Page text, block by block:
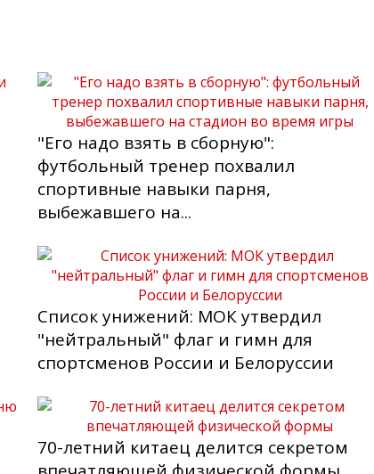
"Его надо взять в сборную":
футбольный тренер похвалил
спортивные навыки парня,
выбежавшего на...
Список унижений: МОК утвердил
"нейтральный" флаг и гимн для
спортсменов России и Белоруссии
70-летний китаец делится секретом